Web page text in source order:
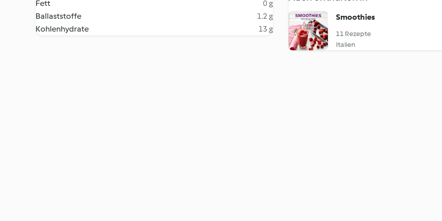
Fett
0 g
Ballaststoffe
1.2 g
Kohlenhydrate
13 g
Smoothies
11 Rezepte
Italien